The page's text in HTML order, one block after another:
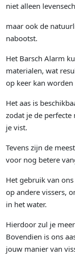
niet alleen
maar ook de
nabootst.
Het Barsch Alarm
materialen, wat
op keer kan
Het aas is
zodat je de
je vist.
Tevens zijn de
voor nog betere
Het gebruik van
op andere vissers,
in het water.
Hierdoor zul je
Bovendien is ons
jouw manier van